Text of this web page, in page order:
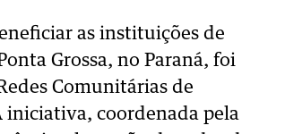
as instituições de
Grossa, no Paraná, foi
Comunitárias de
iniciativa, coordenada pela